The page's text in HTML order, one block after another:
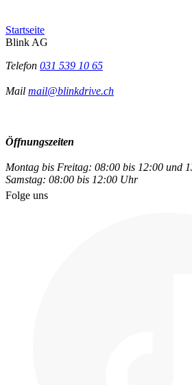
Startseite
Blink AG
Telefon 031 539 10 65
Mail mail@blinkdrive.ch
Öffnungszeiten
Montag bis Freitag: 08:00 bis 12:00 und
Samstag: 08:00 bis 12:00 Uhr
Folge uns